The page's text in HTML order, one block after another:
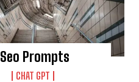
Seo Prompts
CHAT GPT